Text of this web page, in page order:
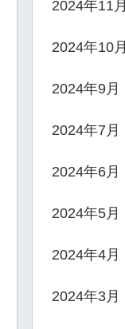
2024年11月
2024年10月
2024年9月
2024年7月
2024年6月
2024年5月
2024年4月
2024年3月